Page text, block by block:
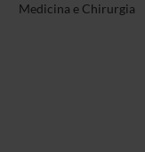
Medicina e Chirurgia